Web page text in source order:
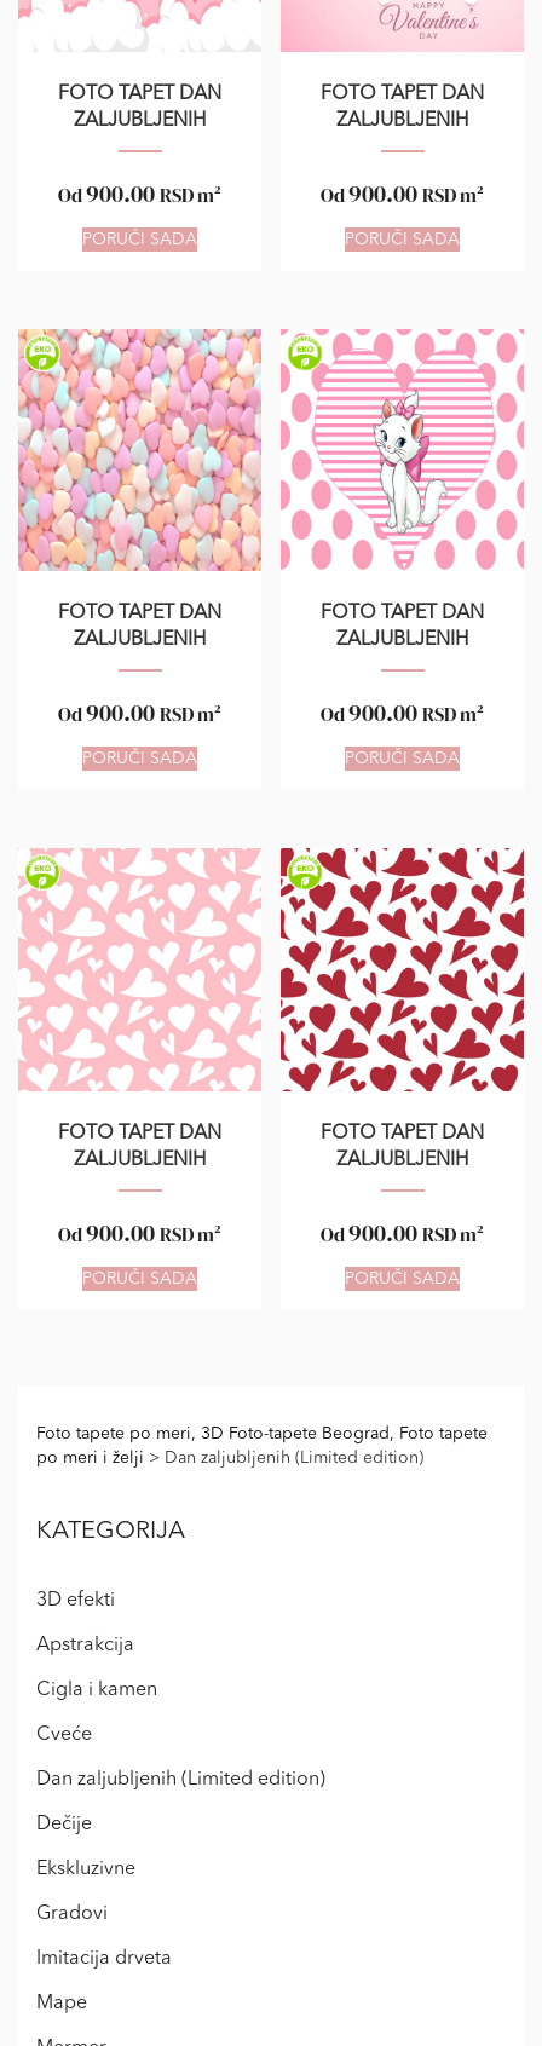
Foto tapete po meri, 3D Foto-tapete Beograd, Foto tapete
po meri i želji > Dan zaljubljenih (Limited edition)
KATEGORIJA
3D efekti
Apstrakcija
Cigla i kamen
Cveće
Dan zaljubljenih (Limited edition)
Dečije
Ekskluzivne
Gradovi
Imitacija drveta
Mape
FOTO TAPET DAN
ZALJUBLJENIH
Od900.00RSDm²
PORUČI SADA
FOTO TAPET DAN
ZALJUBLJENIH
Od900.00RSDm²
PORUČI SADA
FOTO TAPET DAN
ZALJUBLJENIH
Od900.00RSDm²
PORUČI SADA
FOTO TAPET DAN
ZALJUBLJENIH
Od900.00RSDm²
PORUČI SADA
FOTO TAPET DAN
ZALJUBLJENIH
Od900.00RSDm²
PORUČI SADA
FOTO TAPET DAN
ZALJUBLJENIH
Od900.00RSDm²
PORUČI SADA